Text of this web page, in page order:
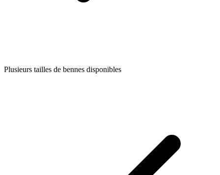
Plusieurs tailles de bennes disponibles